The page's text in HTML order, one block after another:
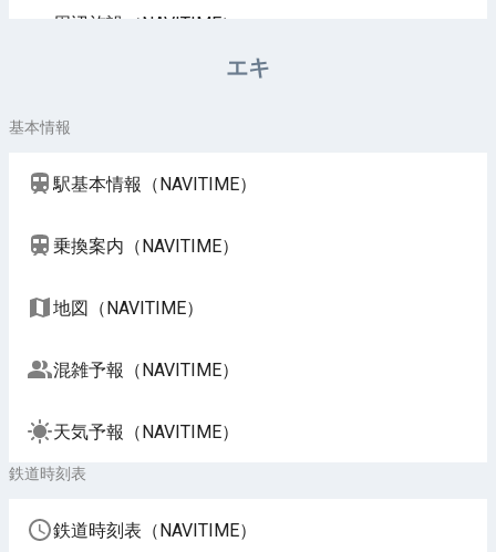
周辺施設（NAVITIME）
エキ
基本情報
駅基本情報（NAVITIME）
乗換案内（NAVITIME）
地図（NAVITIME）
混雑予報（NAVITIME）
天気予報（NAVITIME）
鉄道時刻表
鉄道時刻表（NAVITIME）